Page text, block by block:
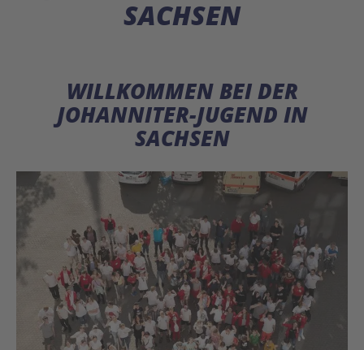
SACHSEN
WILLKOMMEN BEI DER
JOHANNITER-JUGEND IN
SACHSEN